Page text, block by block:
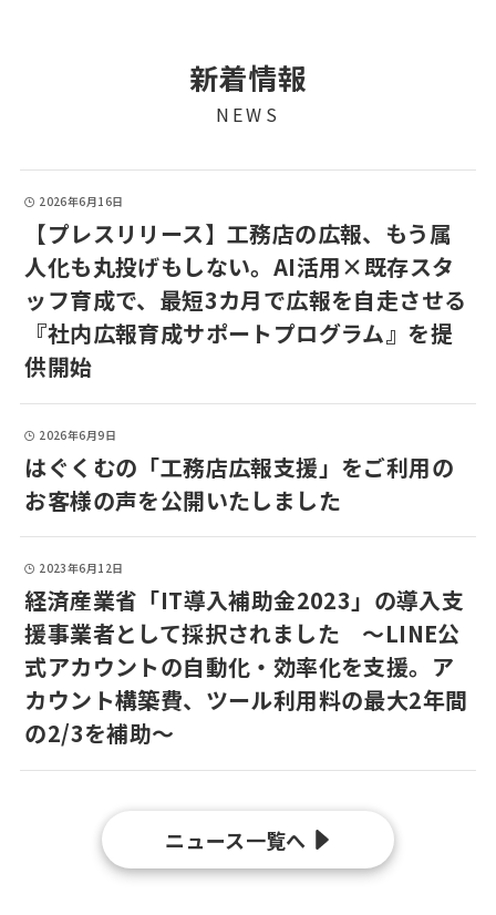
新着情報
NEWS
2026年6月16日
【プレスリリース】工務店の広報、もう属
人化も丸投げもしない。AI活用×既存スタ
ッフ育成で、最短3カ月で広報を自走させる
『社内広報育成サポートプログラム』を提
供開始
2026年6月9日
はぐくむの「工務店広報支援」をご利用の
お客様の声を公開いたしました
2023年6月12日
経済産業省「IT導入補助金2023」の導入支
援事業者として採択されました ～LINE公
式アカウントの自動化・効率化を支援。ア
カウント構築費、ツール利用料の最大2年間
の2/3を補助～
ニュース一覧へ